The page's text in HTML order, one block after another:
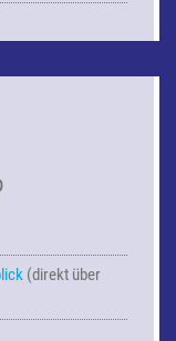
(direkt über